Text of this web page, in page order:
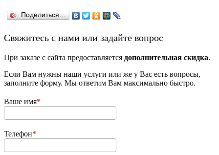
Поделиться…
­Свяжитесь с нами или задайте вопрос
При заказе с сайта предоставляется дополнительная скидка.
Если Вам нужны наши услуги или же у Вас есть вопросы,
заполните форму. Мы ответим Вам максимально быстро.
Ваше имя
Телефон